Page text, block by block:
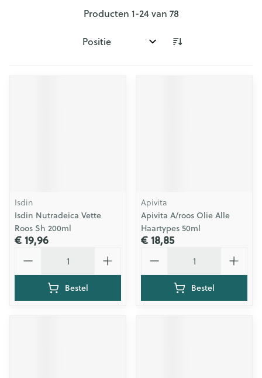
Producten 1-24van 78
Sorteer op:
Isdin
Isdin Nutradeica Vette
Roos Sh 200ml
€ 19,96
Bestel
Apivita
Apivita A/roos Olie Alle
Haartypes 50ml
€ 18,85
Bestel